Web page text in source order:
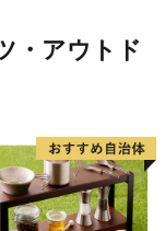
・アウトド